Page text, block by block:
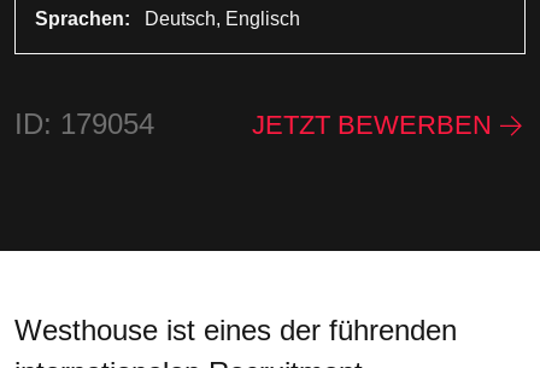
Sprachen: Deutsch, Englisch
ID: 179054 JETZT BEWERBEN
Westhouse ist eines der führenden